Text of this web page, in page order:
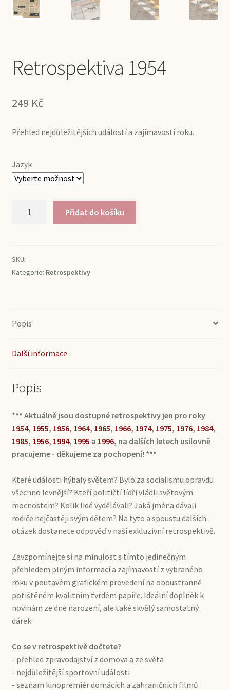
Retrospektiva 1954
249 Kč
Přehled nejdůležitějších událostí a zajímavostí roku.
Jazyk
Přidat do košíku
SKU: -
Kategorie: Retrospektivy
Popis
Další informace
Popis
*** Aktuálně jsou dostupné retrospektivy jen pro roky
1954, 1955, 1956, 1964, 1965, 1966, 1974, 1975, 1976, 1984,
1985, 1956, 1994, 1995 a 1996, na dalších letech usilovně
pracujeme - děkujeme za pochopení! ***
Které události hýbaly světem? Bylo za socialismu opravdu
všechno levnější? Kteří političtí lídři vládli světovým
mocnostem? Kolik lidé vydělávali? Jaká jména dávali
rodiče nejčastěji svým dětem? Na tyto a spoustu dalších
otázek dostanete odpověď v naší exkluzivní retrospektivě.
Zavzpomínejte si na minulost s tímto jedinečným
přehledem plným informací a zajímavostí z vybraného
roku v poutavém grafickém provedení na oboustranně
potištěném kvalitním tvrdém papíře. Ideální doplněk k
novinám ze dne narození, ale také skvělý samostatný
dárek.
Co se v retrospektivě dočtete?
- přehled zpravodajství z domova a ze světa
- nejdůležitější sportovní události
- seznam kinopremiér domácích a zahraničních filmů